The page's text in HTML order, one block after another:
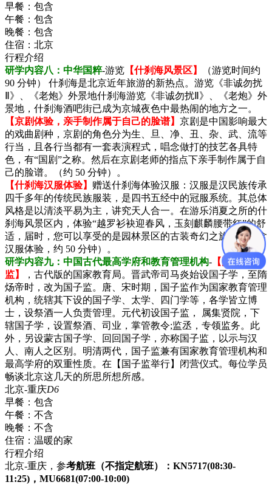
早餐： 包含
午餐： 包含
晚餐： 包含
住宿： 北京
行程介绍
研学内容八：中华国粹-游览 【什刹海风景区】
（游览时间约
90 分钟） 什刹海是北京近年旅游的新热点。游览《非诚勿扰
Ⅱ》、《老炮》外景地什刹海游览《非诚勿扰Ⅱ》、《老炮》外
景地，什刹海酒吧街已成为京城夜色中最热闹的地方之一。
【京剧体验，亲手制作属于自己的脸谱】 京剧是中国影响最大
的戏曲剧种，京剧的角色分为生、旦、净、丑、杂、武、流等
行当，且各行当都有一套表演程式，唱念做打的技艺各具特
色，有“国剧”之称。然后在京剧老师的指点下亲手制作属于自
己的脸谱。（约 50 分钟）。
【什刹海汉服体验】 赠送什刹海体验汉服：汉服是汉民族传承
四千多年的传统民族服装，是四书五经中的冠服系统。其总体
风格是以清淡平易为主，讲究天人合一。在游乐消夏之所的什
刹海风景区内，体验“越罗衫袂迎春风，玉刻麒麟腰带红”的舒
适，届时，您可以享受的是园林景区的古装奇幻之旅（儿童含
汉服体验，约 50 分钟）。
研学内容九：中国古代最高学府和教育管理机构- 【国子
监】
，古代版的国家教育局。晋武帝司马炎始设国子学，至隋
炀帝时，改为国子监。唐、宋时期，国子监作为国家教育管理
机构，统辖其下设的国子学、太学、四门学等，各学皆立博
士，设祭酒一人负责管理。元代初设国子监， 属集贤院，下
辖国子学，设置祭酒、司业，掌管教令;监丞，专领监务。此
外，另设蒙古国子学、回回国子学，亦称国子监，以示与汉
人、南人之区别。明清两代，国子监兼有国家教育管理机构和
最高学府的双重性质。在【国子监举行】闭营仪式。每位学员
畅谈北京这几天的所思所想所感。
北京-重庆D6
早餐： 包含
午餐： 不含
晚餐： 不含
住宿： 温暖的家
行程介绍
北京-重庆，参考航班（不指定航班）：KN5717(08:30-
11:25)，MU6681(07:00-10:00)